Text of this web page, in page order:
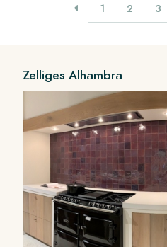
1 2 3
Zelliges Alhambra